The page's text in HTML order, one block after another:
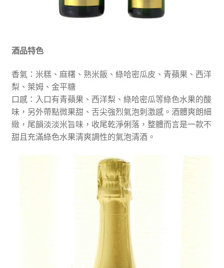
酒品特色
香氣：米糕、麻糬、熟米飯、綠哈密瓜皮、青蘋果、西洋
梨、萊姆、金平糖
口感：入口有青蘋果、西洋梨、綠哈密瓜等綠色水果的酸
味，另外帶點微果甜、舌尖強烈氣泡刺激感。酒體爽朗細
緻，尾韻淡淡米旨味，收尾乾淨俐落，整體而言是一款不
甜且充滿綠色水果清爽調性的氣泡清酒。